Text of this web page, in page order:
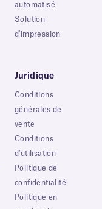
automatisé
Solution
d'impression
Juridique
Conditions
générales de
vente
Conditions
d'utilisation
Politique de
confidentialité
Politique en